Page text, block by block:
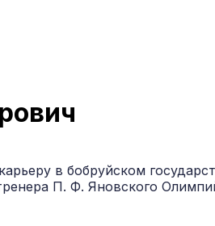
в бобруйском
П. Ф. Яновского